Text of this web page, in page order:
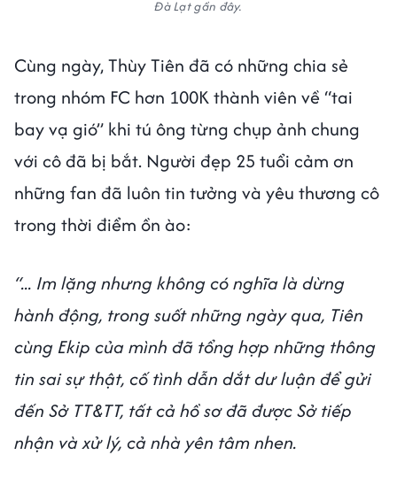
Đà Lạt gần đây.
Cùng ngày, Thùy Tiên đã có những chia sẻ
trong nhóm FC hơn 100K thành viên về “tai
bay vạ gió” khi tú ông từng chụp ảnh chung
với cô đã bị bắt. Người đẹp 25 tuổi cảm ơn
những fan đã luôn tin tưởng và yêu thương cô
trong thời điểm ồn ào:
“... Im lặng nhưng không có nghĩa là dừng
hành động, trong suốt những ngày qua, Tiên
cùng Ekip của mình đã tổng hợp những thông
tin sai sự thật, cố tình dẫn dắt dư luận để gửi
đến Sở TT&TT, tất cả hồ sơ đã được Sở tiếp
nhận và xử lý, cả nhà yên tâm nhen.